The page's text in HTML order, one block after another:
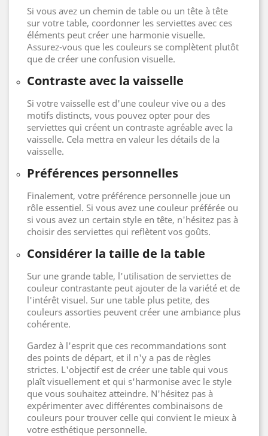
Si vous avez un chemin de table ou un tête à tête
sur votre table, coordonner les serviettes avec ces
éléments peut créer une harmonie visuelle.
Assurez-vous que les couleurs se complètent plutôt
que de créer une confusion visuelle.
Contraste avec la vaisselle
Si votre vaisselle est d'une couleur vive ou a des
motifs distincts, vous pouvez opter pour des
serviettes qui créent un contraste agréable avec la
vaisselle. Cela mettra en valeur les détails de la
vaisselle.
Préférences personnelles
Finalement, votre préférence personnelle joue un
rôle essentiel. Si vous avez une couleur préférée ou
si vous avez un certain style en tête, n'hésitez pas à
choisir des serviettes qui reflètent vos goûts.
Considérer la taille de la table
Sur une grande table, l'utilisation de serviettes de
couleur contrastante peut ajouter de la variété et de
l'intérêt visuel. Sur une table plus petite, des
couleurs assorties peuvent créer une ambiance plus
cohérente.
Gardez à l'esprit que ces recommandations sont
des points de départ, et il n'y a pas de règles
strictes. L'objectif est de créer une table qui vous
plaît visuellement et qui s'harmonise avec le style
que vous souhaitez atteindre. N'hésitez pas à
expérimenter avec différentes combinaisons de
couleurs pour trouver celle qui convient le mieux à
votre esthétique personnelle.